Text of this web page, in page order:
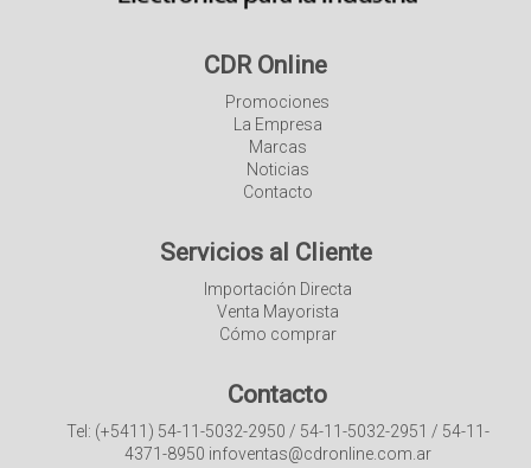
CDR Online
Promociones
La Empresa
Marcas
Noticias
Contacto
Servicios al Cliente
Importación Directa
Venta Mayorista
Cómo comprar
Contacto
Tel: (+5411) 54-11-5032-2950 / 54-11-5032-2951 / 54-11-
4371-8950 infoventas@cdronline.com.ar